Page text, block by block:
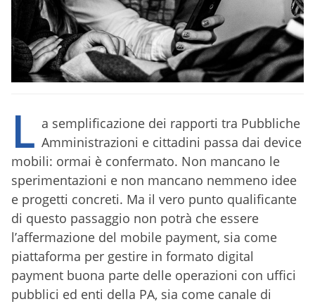
L a semplificazione dei rapporti tra Pubbliche
Amministrazioni e cittadini passa dai device
mobili: ormai è confermato. Non mancano le
sperimentazioni e non mancano nemmeno idee
e progetti concreti. Ma il vero punto qualificante
di questo passaggio non potrà che essere
l’affermazione del mobile payment, sia come
piattaforma per gestire in formato digital
payment buona parte delle operazioni con uffici
pubblici ed enti della PA, sia come canale di